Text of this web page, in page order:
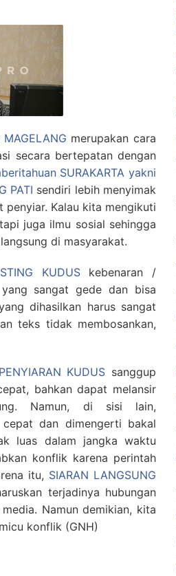
merupakan cara
secara bertepatan dengan
SURAKARTA yakni
PATI sendiri lebih menyimak
penyiar. Kalau kita mengikuti
juga ilmu sosial sehingga
di masyarakat.
KUDUSkebenaran /
sangat gede dan bisa
dihasilkan harus sangat
teks tidak membosankan,
PENYIARAN KUDUS sanggup
bahkan dapat melansir
Namun, di sisi lain,
cepat dan dimengerti bakal
luas dalam jangka waktu
konflik karena perintah
itu, SIARAN LANGSUNG
terjadinya hubungan
Namun demikian, kita
konflik (GNH)